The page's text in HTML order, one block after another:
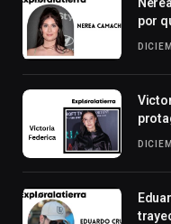
por